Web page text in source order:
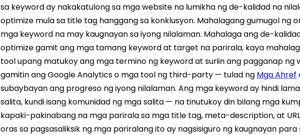
sa keyword ay nakakatulong sa mga website na lumikha ng de-kalidad na
optimize mula sa title tag hanggang sa konklusyon. Mahalagang gumugol ng
mga keyword na may kaugnayan sa iyong nilalaman. Mahalaga ang de-
optimize gamit ang mga tamang keyword at target na parirala, kaya
tool upang matukoy ang mga termino ng keyword at suriin ang pagganap ng
gamitin ang Google Analytics o mga tool ng third-party — tulad ng Mga Ahref
subaybayan ang progreso ng iyong nilalaman. Ang mga keyword ay hindi
salita, kundi isang komunidad ng mga salita — na tinutukoy din bilang mga
kapaki-pakinabang na mga parirala sa mga title tag, meta-description, at
oras sa pagsasaliksik ng mga pariralang ito ay nagsisiguro ng kaugnayan para